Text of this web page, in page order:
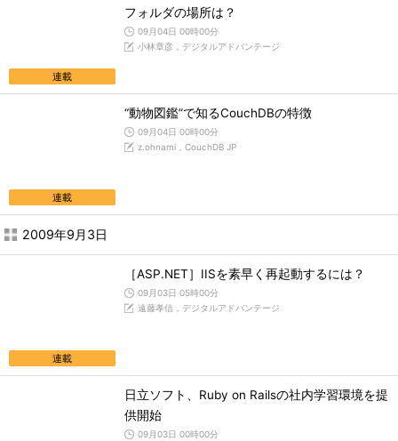
連載
フォルダの場所は？
09月04日 00時00分
小林章彦，デジタルアドバンテージ
連載
“動物図鑑”で知るCouchDBの特徴
09月04日 00時00分
z.ohnami，CouchDB JP
2009年9月3日
連載
［ASP.NET］IISを素早く再起動するには？
09月03日 05時00分
遠藤孝信，デジタルアドバンテージ
日立ソフト、Ruby on Railsの社内学習環境を提
供開始
09月03日 00時00分